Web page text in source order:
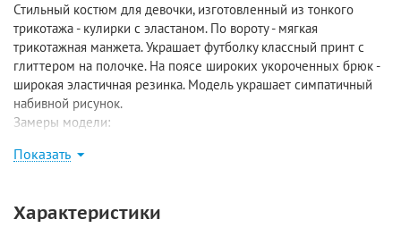
Стильный костюм для девочки, изготовленный из тонкого
трикотажа - кулирки с эластаном. По вороту - мягкая
трикотажная манжета. Украшает футболку классный принт с
глиттером на полочке. На поясе широких укороченных брюк -
широкая эластичная резинка. Модель украшает симпатичный
набивной рисунок.
Замеры модели:
длина по внешнему шву 59 см, длина по внутреннему шву 36
длина 64/40 см;
Показать
Характеристики